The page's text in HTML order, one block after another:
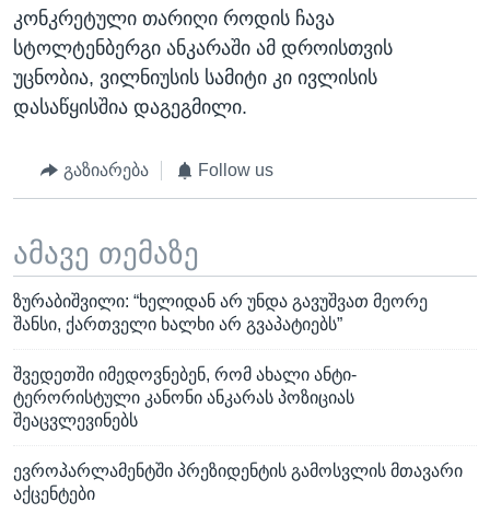
კონკრეტული თარიღი როდის ჩავა
სტოლტენბერგი ანკარაში ამ დროისთვის
უცნობია, ვილნიუსის სამიტი კი ივლისის
დასაწყისშია დაგეგმილი.
გაზიარება Follow us
ამავე თემაზე
ზურაბიშვილი: “ხელიდან არ უნდა გავუშვათ მეორე
შანსი, ქართველი ხალხი არ გვაპატიებს”
შვედეთში იმედოვნებენ, რომ ახალი ანტი-
ტერორისტული კანონი ანკარას პოზიციას
შეაცვლევინებს
ევროპარლამენტში პრეზიდენტის გამოსვლის მთავარი
აქცენტები